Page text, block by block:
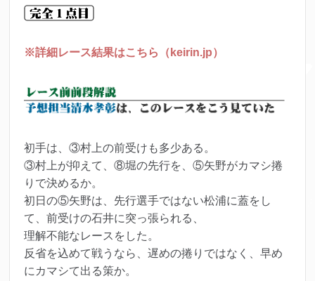
※詳細レース結果はこちら（keirin.jp）
初手は、③村上の前受けも多少ある。
③村上が抑えて、⑧堀の先行を、⑤矢野がカマシ捲
りで決めるか。
初日の⑤矢野は、先行選手ではない松浦に蓋をし
て、前受けの石井に突っ張られる、
理解不能なレースをした。
反省を込めて戦うなら、遅めの捲りではなく、早め
にカマシて出る策か。